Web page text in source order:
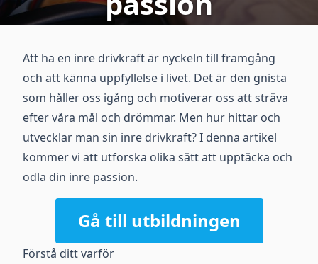
Att ha en inre drivkraft är nyckeln till framgång
och att känna uppfyllelse i livet. Det är den gnista
som håller oss igång och motiverar oss att sträva
efter våra mål och drömmar. Men hur hittar och
utvecklar man sin inre drivkraft? I denna artikel
kommer vi att utforska olika sätt att upptäcka och
odla din inre passion.
Gå till utbildningen
Förstå ditt varför